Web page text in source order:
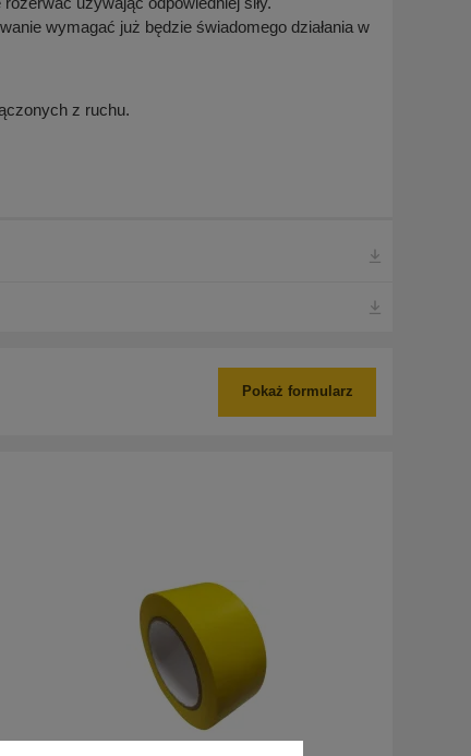
wymagać już będzie świadomego działania w
z ruchu.
Pokaż formularz